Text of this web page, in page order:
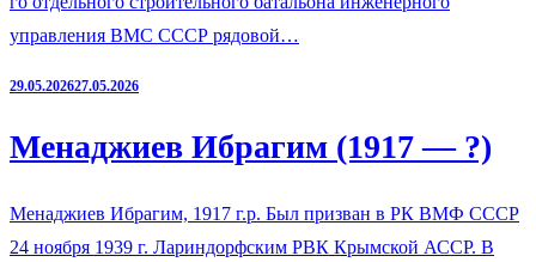
управления ВМС СССР рядовой…
29.05.202627.05.2026
Менаджиев Ибрагим (1917 — ?)
Менаджиев Ибрагим, 1917 г.р. Был призван в РК ВМФ СССР
24 ноября 1939 г. Лариндорфским РВК Крымской АССР. В